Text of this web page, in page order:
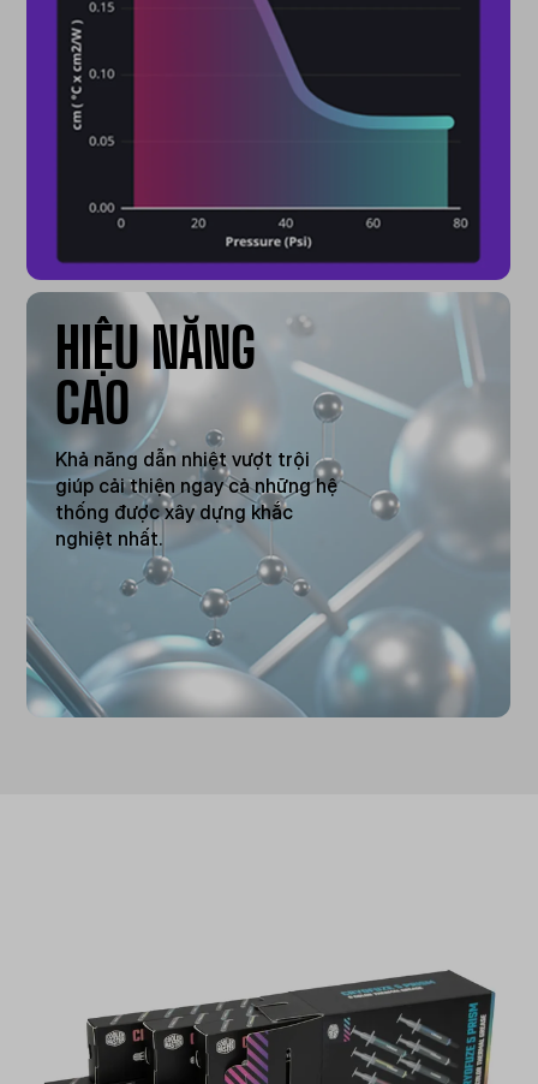
HIỆU NĂNG
CAO
Khả năng dẫn nhiệt vượt trội
giúp cải thiện ngay cả những hệ
thống được xây dựng khắc
nghiệt nhất.